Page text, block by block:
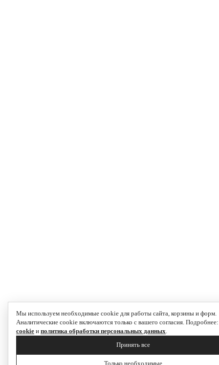
Мы используем необходимые cookie для работы сайта, корзины и форм.
Аналитические cookie включаются только с вашего согласия.
cookie и политика обработки персональных данных.
Только необходимые
Принять все